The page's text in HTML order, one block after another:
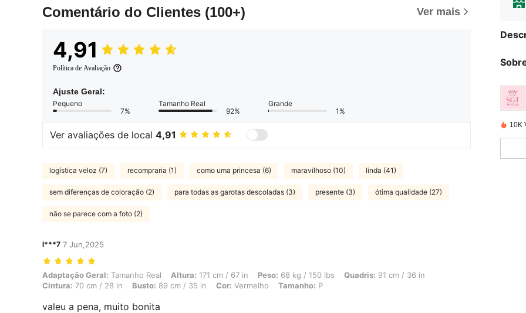
Comentário do Clientes (100+) Ver mais
4,91
Política de Avaliação
Ajuste Geral:
Pequeno
7%
Tamanho Real
92%
Grande
1%
Ver avaliações de local 4,91
logística veloz (7) recompraria (1) como uma princesa (6) maravilhoso (10) linda (41)
sem diferenças de coloração (2) para todas as garotas descoladas (3) presente (3) ótima qualidade (27)
não se parece com a foto (2)
l***7 7 Jun,2025
Adaptação Geral: Tamanho Real, Altura: 171 cm / 67 in, Peso: 68 kg / 150 lbs, Quadris: 91 cm / 36 in, Cintura: 70 cm / 28 in, Busto: 89 cm / 35 in, Cor:
Adaptação Geral: Tamanho Real Altura: 171 cm / 67 in Peso: 68 kg / 150 lbs Quadris: 91 cm / 36 in
Cintura: 70 cm / 28 in Busto: 89 cm / 35 in Cor: Vermelho Tamanho: P
valeu a pena, muito bonita
10K